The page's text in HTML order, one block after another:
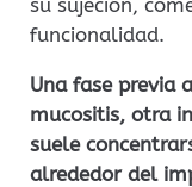
funcionalidad.
Una fase previa
mucositis, otra
suele
alrededor del